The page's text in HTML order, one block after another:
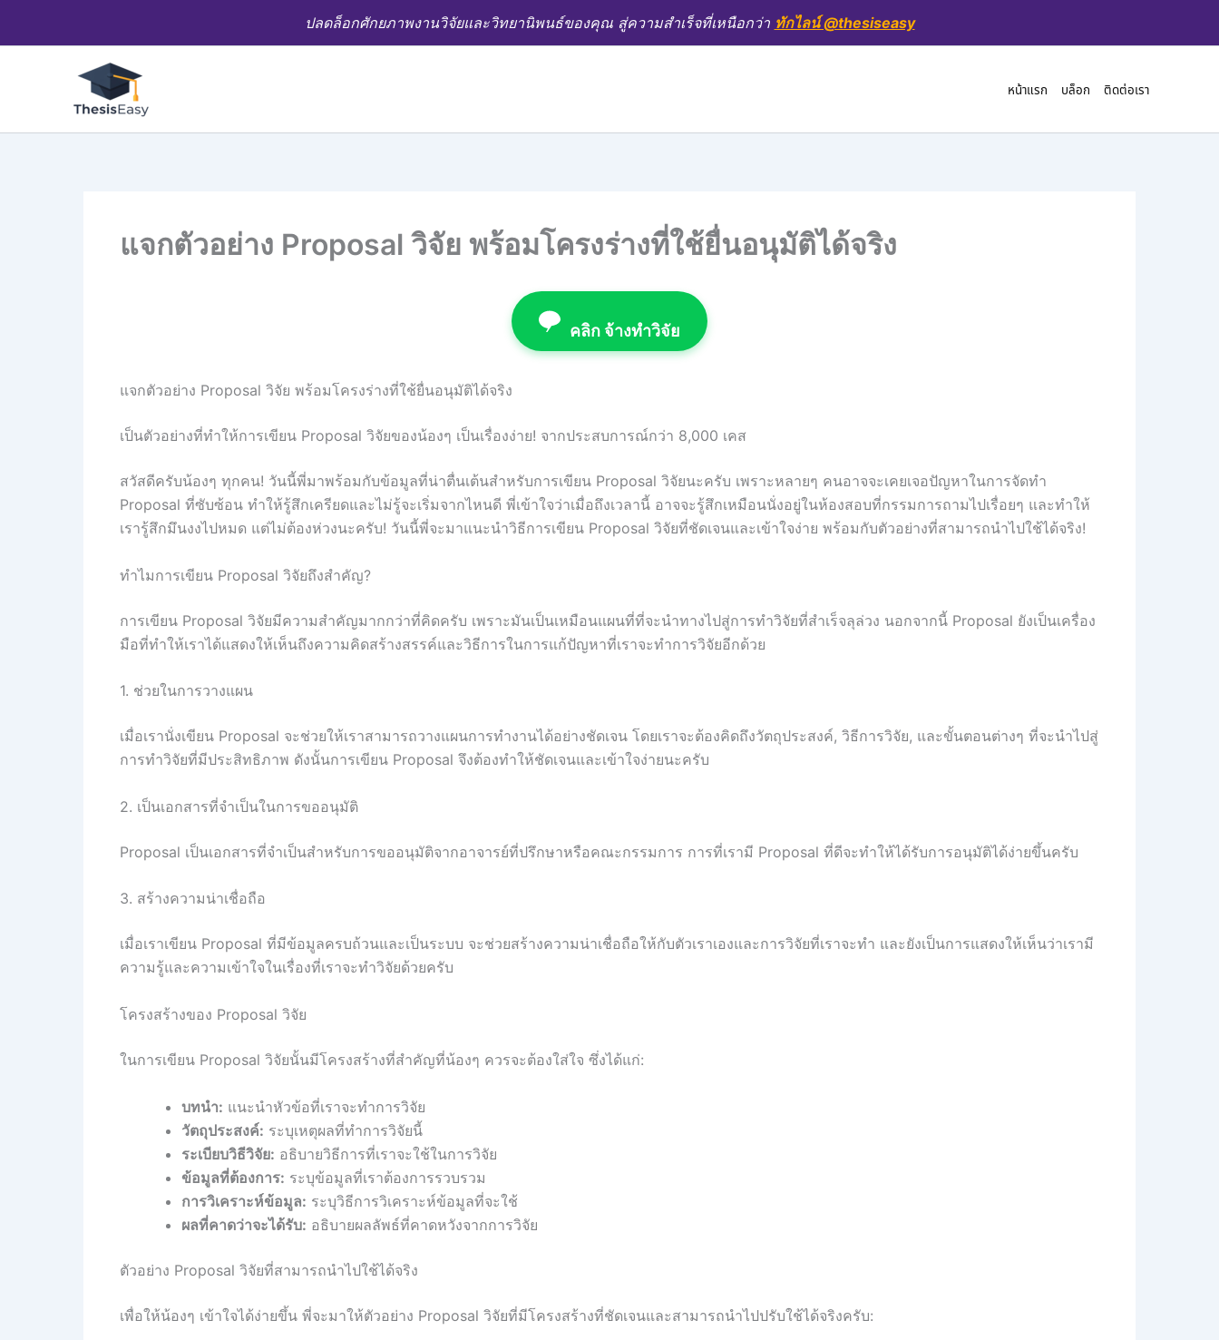
ปลดล็อกศักยภาพงานวิจัยและวิทยานิพนธ์ของคุณ สู่ความสำเร็จที่เหนือกว่า ทักไลน์ @thesiseasy
หน้าแรก บล็อก ติดต่อเรา
แจกตัวอย่าง Proposal วิจัย พร้อมโครงร่างที่ใช้ยื่นอนุมัติได้จริง
คลิก จ้างทำวิจัย
แจกตัวอย่าง Proposal วิจัย พร้อมโครงร่างที่ใช้ยื่นอนุมัติได้จริง
เป็นตัวอย่างที่ทำให้การเขียน Proposal วิจัยของน้องๆ เป็นเรื่องง่าย! จากประสบการณ์กว่า 8,000 เคส
สวัสดีครับน้องๆ ทุกคน! วันนี้พี่มาพร้อมกับข้อมูลที่น่าตื่นเต้นสำหรับการเขียน Proposal วิจัยนะครับ เพราะหลายๆ คนอาจจะเคยเจอปัญหาในการจัดทำ
Proposal ที่ซับซ้อน ทำให้รู้สึกเครียดและไม่รู้จะเริ่มจากไหนดี พี่เข้าใจว่าเมื่อถึงเวลานี้ อาจจะรู้สึกเหมือนนั่งอยู่ในห้องสอบที่กรรมการถามไปเรื่อยๆ และทำให้
เรารู้สึกมึนงงไปหมด แต่ไม่ต้องห่วงนะครับ! วันนี้พี่จะมาแนะนำวิธีการเขียน Proposal วิจัยที่ชัดเจนและเข้าใจง่าย พร้อมกับตัวอย่างที่สามารถนำไปใช้ได้จริง!
ทำไมการเขียน Proposal วิจัยถึงสำคัญ?
การเขียน Proposal วิจัยมีความสำคัญมากกว่าที่คิดครับ เพราะมันเป็นเหมือนแผนที่ที่จะนำทางไปสู่การทำวิจัยที่สำเร็จลุล่วง นอกจากนี้ Proposal ยังเป็นเครื่อง
มือที่ทำให้เราได้แสดงให้เห็นถึงความคิดสร้างสรรค์และวิธีการในการแก้ปัญหาที่เราจะทำการวิจัยอีกด้วย
1. ช่วยในการวางแผน
เมื่อเรานั่งเขียน Proposal จะช่วยให้เราสามารถวางแผนการทำงานได้อย่างชัดเจน โดยเราจะต้องคิดถึงวัตถุประสงค์, วิธีการวิจัย, และขั้นตอนต่างๆ ที่จะนำไปสู่
การทำวิจัยที่มีประสิทธิภาพ ดังนั้นการเขียน Proposal จึงต้องทำให้ชัดเจนและเข้าใจง่ายนะครับ
2. เป็นเอกสารที่จำเป็นในการขออนุมัติ
Proposal เป็นเอกสารที่จำเป็นสำหรับการขออนุมัติจากอาจารย์ที่ปรึกษาหรือคณะกรรมการ การที่เรามี Proposal ที่ดีจะทำให้ได้รับการอนุมัติได้ง่ายขึ้นครับ
3. สร้างความน่าเชื่อถือ
เมื่อเราเขียน Proposal ที่มีข้อมูลครบถ้วนและเป็นระบบ จะช่วยสร้างความน่าเชื่อถือให้กับตัวเราเองและการวิจัยที่เราจะทำ และยังเป็นการแสดงให้เห็นว่าเรามี
ความรู้และความเข้าใจในเรื่องที่เราจะทำวิจัยด้วยครับ
โครงสร้างของ Proposal วิจัย
ในการเขียน Proposal วิจัยนั้นมีโครงสร้างที่สำคัญที่น้องๆ ควรจะต้องใส่ใจ ซึ่งได้แก่:
บทนำ: แนะนำหัวข้อที่เราจะทำการวิจัย
วัตถุประสงค์: ระบุเหตุผลที่ทำการวิจัยนี้
ระเบียบวิธีวิจัย: อธิบายวิธีการที่เราจะใช้ในการวิจัย
ข้อมูลที่ต้องการ: ระบุข้อมูลที่เราต้องการรวบรวม
การวิเคราะห์ข้อมูล: ระบุวิธีการวิเคราะห์ข้อมูลที่จะใช้
ผลที่คาดว่าจะได้รับ: อธิบายผลลัพธ์ที่คาดหวังจากการวิจัย
ตัวอย่าง Proposal วิจัยที่สามารถนำไปใช้ได้จริง
เพื่อให้น้องๆ เข้าใจได้ง่ายขึ้น พี่จะมาให้ตัวอย่าง Proposal วิจัยที่มีโครงสร้างที่ชัดเจนและสามารถนำไปปรับใช้ได้จริงครับ: